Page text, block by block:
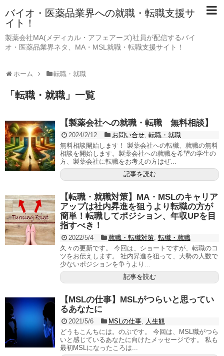
バイオ・医薬品業界への就職・転職支援サ
イト！
製薬会社MA(メディカル・アフェアーズ)社員が配信するバイ
オ・医薬品業界ネタ、MA・MSL就職・転職支援サイト！
ホーム 転職・就職
「 転職・就職 」 一覧
【製薬会社への就職・転職 無料相談】
2024/2/12 お問い合せ, 転職・就職
無料相談開始します！ 製薬会社への転職、就職の無料
相談を開始します。製薬会社への就職を希望の学生の
方、製薬会社に転職をお考えの方はぜ...
記事を読む
【転職・就職対策】MA・MSLのキャリア
アップは社内昇進を狙うより転職の方が
簡単！転職してポジション、年収UPを目
指すべき！
2022/5/4 就職・転職対策, 転職・就職
久々の更新です。 今回は、ショートですが、転職のコ
ツをお伝えします。 社内昇進を狙って、大勢の人数で
少ないポジションを争うより...
記事を読む
【MSLの仕事】MSLがつらいと思ってい
るあなたに
2021/5/6 MSLの仕事, 人生観
どうもこんちには。のぶです。 今回は、MSL職がつら
いと感じているあなたに向けたメッセージです。 私も
最初MSLになったころは...